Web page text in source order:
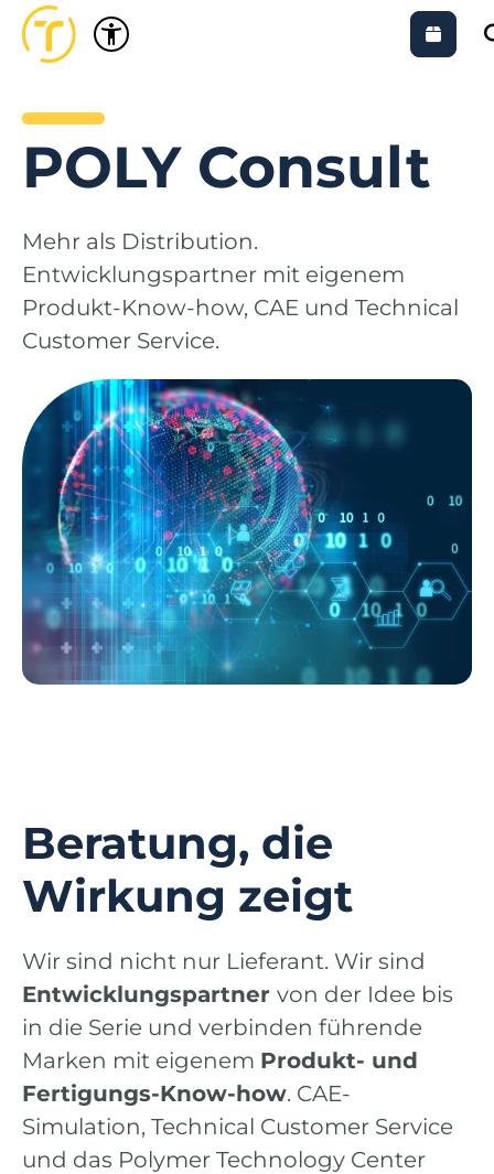
POLY Consult
Mehr als Distribution.
Entwicklungspartner mit eigenem
Produkt-Know-how, CAE und Technical
Customer Service.
Beratung, die
Wirkung zeigt
Wir sind nicht nur Lieferant. Wir sind
Entwicklungspartner von der Idee bis
in die Serie und verbinden führende
Marken mit eigenem Produkt- und
Fertigungs-Know-how. CAE-
Simulation, Technical Customer Service
und das Polymer Technology Center